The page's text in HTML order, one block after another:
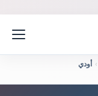
›
أودي